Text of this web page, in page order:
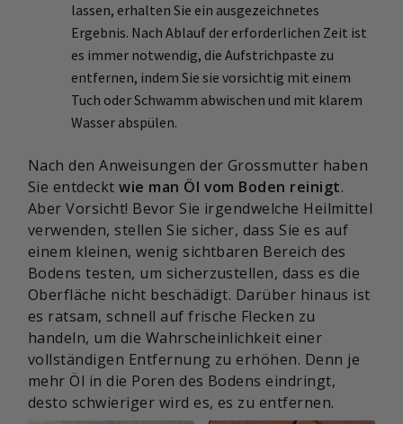
lassen, erhalten Sie ein ausgezeichnetes
Ergebnis. Nach Ablauf der erforderlichen Zeit ist
es immer notwendig, die Aufstrichpaste zu
entfernen, indem Sie sie vorsichtig mit einem
Tuch oder Schwamm abwischen und mit klarem
Wasser abspülen.
Nach den Anweisungen der Grossmutter haben
Sie entdeckt wie man Öl vom Boden reinigt.
Aber Vorsicht! Bevor Sie irgendwelche Heilmittel
verwenden, stellen Sie sicher, dass Sie es auf
einem kleinen, wenig sichtbaren Bereich des
Bodens testen, um sicherzustellen, dass es die
Oberfläche nicht beschädigt. Darüber hinaus ist
es ratsam, schnell auf frische Flecken zu
handeln, um die Wahrscheinlichkeit einer
vollständigen Entfernung zu erhöhen. Denn je
mehr Öl in die Poren des Bodens eindringt,
desto schwieriger wird es, es zu entfernen.